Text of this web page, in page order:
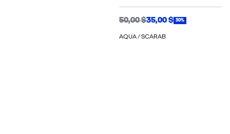
50,00 $35,00 $ 30%
AQUA / SCARAB